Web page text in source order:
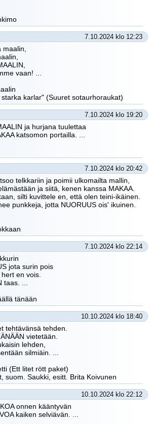
7.10.2024 klo 12:23
maalin,
vaan! ...
karlar" (Suuret sotaurhoraukat)
7.10.2024 klo 19:20
ja hurjana tuulettaa
katsomon portailla. ...
7.10.2024 klo 20:42
telkkariin ja poimii ulkomailta mallin,
ja siitä, kenen kanssa MAKAA.
silti kuvittele en, että olen teini-ikäinen.
punkkeja, jotta NUORUUS ois' ikuinen.
7.10.2024 klo 22:14
jota surin pois
en vois.
...
tänään
10.10.2024 klo 18:40
tehtävänsä tehden.
vietetään.
lehden,
silmiäin. ...
(Ett litet rött paket)
suom. Saukki, esitt. Brita Koivunen
10.10.2024 klo 22:12
onnen kääntyvän
kaiken selviävän. ...